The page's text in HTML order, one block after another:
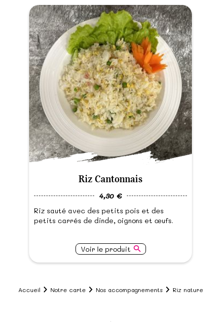
Riz Cantonnais
4,30 €
Riz sauté avec des petits pois et des
petits carrés de dinde, oignons et œufs.
Voir le produit
Accueil Notre carte Nos accompagnements Riz nature